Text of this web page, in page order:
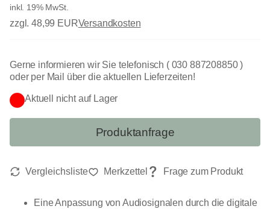
Eine Anpassung von Audiosignalen durch die digitale
inkl. 19% MwSt.
zzgl. 48,99 EURVersandkosten
Aktuell nicht auf Lager
Gerne informieren wir Sie telefonisch ( 030 887208850 )
oder per Mail über die aktuellen Lieferzeiten!
Produktanfrage